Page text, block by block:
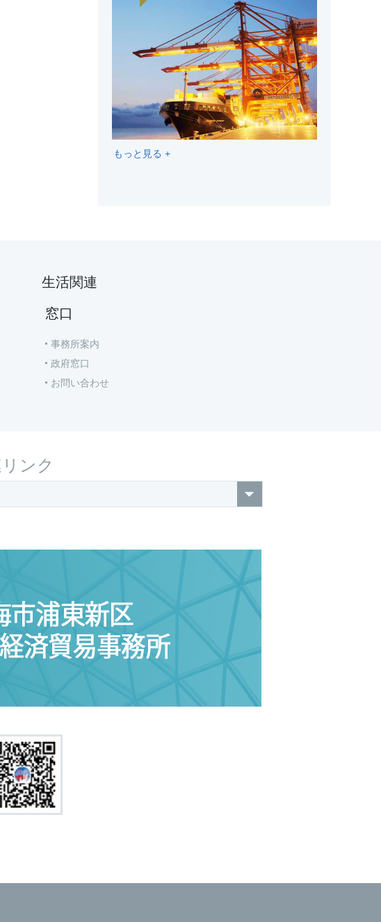
もっと見る +
生活関連
窓口
事務所案内
政府窓口
お問い合わせ
ンク